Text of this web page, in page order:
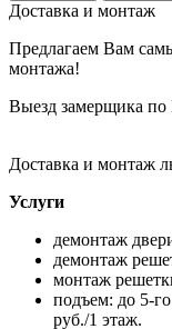
Доставка и монтаж
Предлагаем Вам
монтажа!
Выезд замерщика по
Доставка и монтаж
Услуги
демонтаж
демонтаж
монтаж
подъем: до 5-
руб./1 этаж.